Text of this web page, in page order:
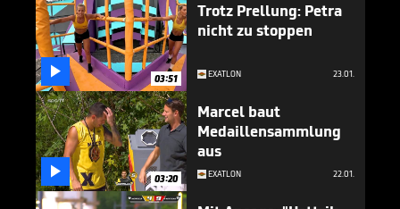
 03:51
Trotz Prellung: Petra
nicht zu stoppen
EXATLON 23.01.
 03:20
Marcel baut
Medaillensammlung
aus
EXATLON 22.01.